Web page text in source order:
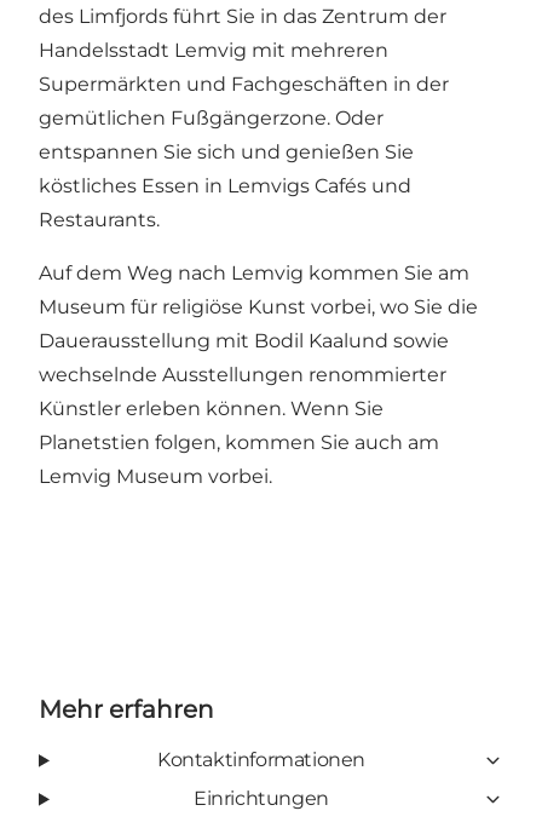
des Limfjords führt Sie in das Zentrum der
Handelsstadt Lemvig mit mehreren
Supermärkten und Fachgeschäften in der
gemütlichen Fußgängerzone. Oder
entspannen Sie sich und genießen Sie
köstliches Essen in Lemvigs Cafés und
Restaurants.
Auf dem Weg nach Lemvig kommen Sie am
Museum für religiöse Kunst vorbei, wo Sie die
Dauerausstellung mit Bodil Kaalund sowie
wechselnde Ausstellungen renommierter
Künstler erleben können. Wenn Sie
Planetstien folgen, kommen Sie auch am
Lemvig Museum vorbei.
Mehr erfahren
Kontaktinformationen
Einrichtungen